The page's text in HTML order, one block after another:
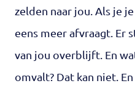
zelden naar jou. Als je
eens meer afvraagt. Er
van jou overblijft. En
omvalt? Dat kan niet.